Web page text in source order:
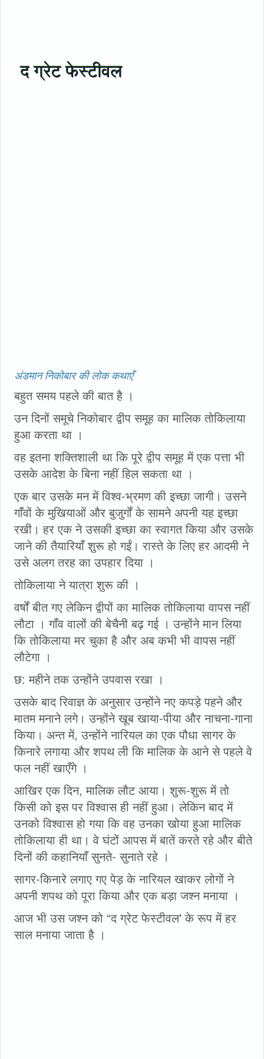
द ग्रेट फेस्टीवल
अंडमान निकोबार की लोक कथाएँ
बहुत समय पहले की बात है ।
उन दिनों समूचे निकोबार द्वीप समूह का मालिक तोकिलाया
हुआ करता था ।
वह इतना शक्तिशाली था कि पूरे द्वीप समूह में एक पत्ता भी
उसके आदेश के बिना नहीं हिल सकता था ।
एक बार उसके मन में विश्व-भ्रमण की इच्छा जागी। उसने
गाँवों के मुखियाओं और बुजुर्गों के सामने अपनी यह इच्छा
रखी। हर एक ने उसकी इच्छा का स्वागत किया और उसके
जाने की तैयारियाँ शुरू हो गईं। रास्ते के लिए हर आदमी ने
उसे अलग तरह का उपहार दिया ।
तोकिलाया ने यात्रा शुरू की ।
वर्षों बीत गए लेकिन द्वीपों का मालिक तोकिलाया वापस नहीं
लौटा । गाँव वालों की बेचैनी बढ़ गई । उन्होंने मान लिया
कि तोकिलाया मर चुका है और अब कभी भी वापस नहीं
लौटेगा ।
छ: महीने तक उन्होंने उपवास रखा ।
उसके बाद रिवाज्ञ के अनुसार उन्होंने नए कपड़े पहने और
मातम मनाने लगे। उन्होंने खूब खाया-पीया और नाचना-गाना
किया। अन्त में, उन्होंने नारियल का एक पौधा सागर के
किनारे लगाया और शपथ ली कि मालिक के आने से पहले वे
फल नहीं खाएँगे ।
आखिर एक दिन, मालिक लौट आया। शुरू-शुरू में तो
किसी को इस पर विश्वास ही नहीं हुआ। लेकिन बाद में
उनको विश्वास हो गया कि वह उनका खोया हुआ मालिक
तोकिलाया ही था। वे घंटों आपस में बातें करते रहे और बीते
दिनों की कहानियाँ सुनते- सुनाते रहे ।
सागर-किनारे लगाए गए पेड़ के नारियल खाकर लोगों ने
अपनी शपथ को पूरा किया और एक बड़ा जश्न मनाया ।
आज भी उस जश्न को “द ग्रेट फेस्टीवल' के रूप में हर
साल मनाया जाता है ।